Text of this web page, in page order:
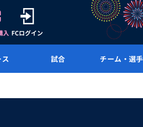
試合 チーム・選手